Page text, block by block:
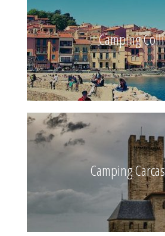
Camping
Camping